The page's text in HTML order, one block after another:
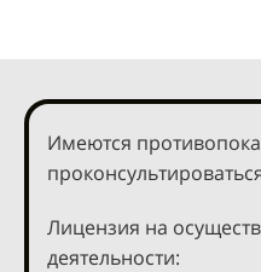
Имеются
Лицензия на
деятельности: